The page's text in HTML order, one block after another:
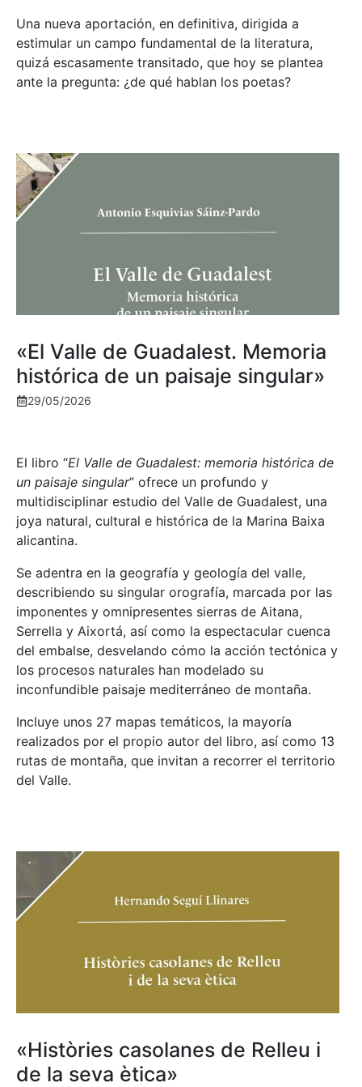
Una nueva aportación, en definitiva, dirigida a
estimular un campo fundamental de la literatura,
quizá escasamente transitado, que hoy se plantea
ante la pregunta: ¿de qué hablan los poetas?
«El Valle de Guadalest. Memoria
histórica de un paisaje singular»
29/05/2026
El libro “El Valle de Guadalest: memoria histórica de
un paisaje singular” ofrece un profundo y
multidisciplinar estudio del Valle de Guadalest, una
joya natural, cultural e histórica de la Marina Baixa
alicantina.
Se adentra en la geografía y geología del valle,
describiendo su singular orografía, marcada por las
imponentes y omnipresentes sierras de Aitana,
Serrella y Aixortá, así como la espectacular cuenca
del embalse, desvelando cómo la acción tectónica y
los procesos naturales han modelado su
inconfundible paisaje mediterráneo de montaña.
Incluye unos 27 mapas temáticos, la mayoría
realizados por el propio autor del libro, así como 13
rutas de montaña, que invitan a recorrer el territorio
del Valle.
«Històries casolanes de Relleu i
de la seva ètica»